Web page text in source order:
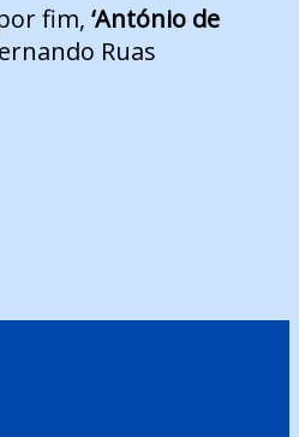
fim, ‘António de
Ruas